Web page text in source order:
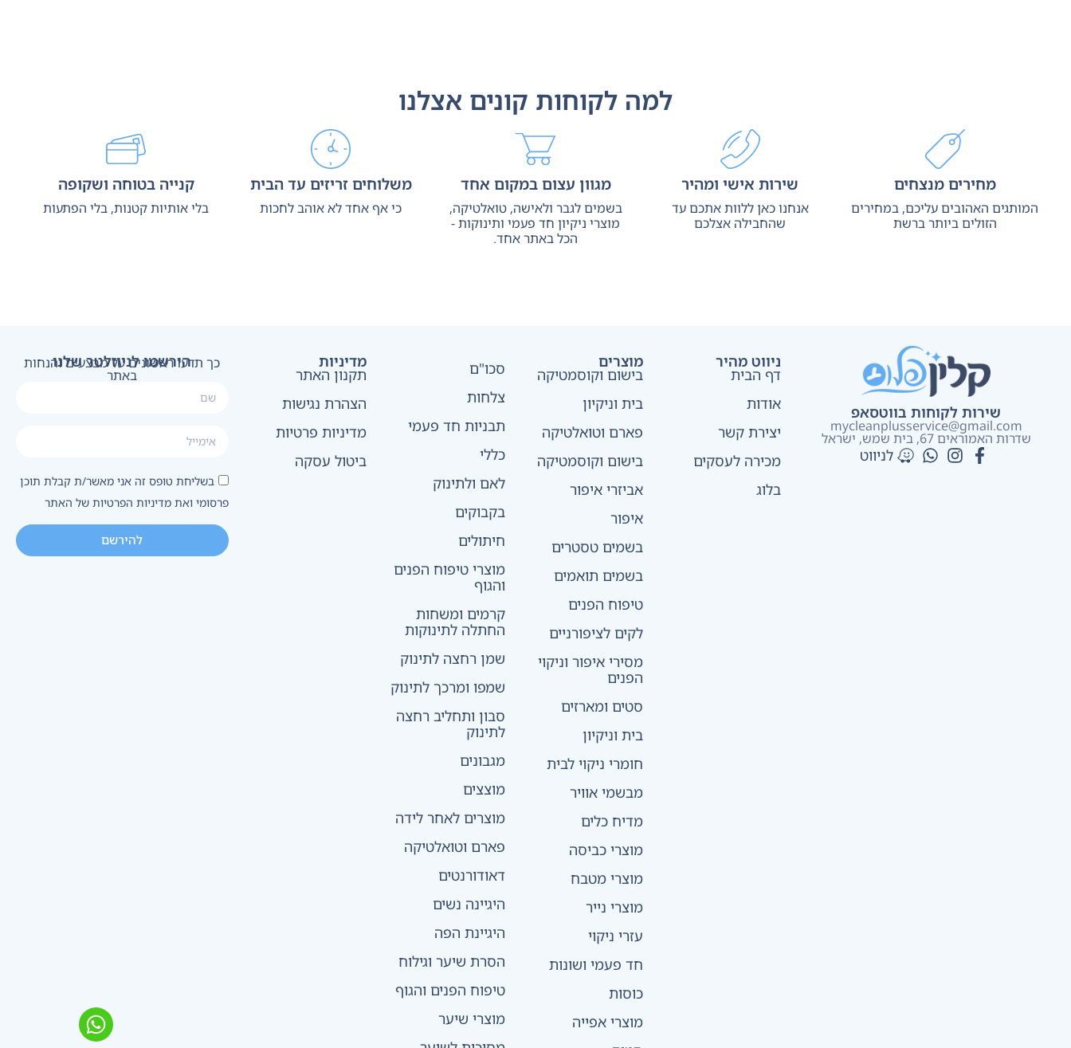
למה לקוחות קונים אצלנו
מחירים מנצחים
המותגים האהובים עליכם, במחירים
הזולים ביותר ברשת
שירות אישי ומהיר
אנחנו כאן ללוות אתכם עד
שהחבילה אצלכם
מגוון עצום במקום אחד
בשמים לגבר ולאישה, טואלטיקה,
מוצרי ניקיון חד פעמי ותינוקות -
הכל באתר אחד.
משלוחים זריזים עד הבית
כי אף אחד לא אוהב לחכות
קנייה בטוחה ושקופה
בלי אותיות קטנות, בלי הפתעות
שירות לקוחות בווטסאפ
mycleanplusservice@gmail.com
שדרות האמוראים 67, בית שמש​, ישראל
לניווט
ניווט מהיר
דף הבית
אודות
יצירת קשר
מכירה לעסקים
בלוג
מוצרים
בישום וקוסמטיקה
בית וניקיון
פארם וטואלטיקה
בישום וקוסמטיקה
אביזרי איפור
איפור
בשמים טסטרים
בשמים תואמים
טיפוח הפנים
לקים לציפורניים
מסירי איפור וניקוי
הפנים
סטים ומארזים
בית וניקיון
חומרי ניקוי לבית
מבשמי אוויר
מדיח כלים
מוצרי כביסה
מוצרי מטבח
מוצרי נייר
עזרי ניקוי
חד פעמי ושונות
כוסות
מוצרי אפייה
סכו"ם
צלחות
תבניות חד פעמי
כללי
לאם ולתינוק
בקבוקים
חיתולים
מוצרי טיפוח הפנים
והגוף
קרמים ומשחות
החתלה לתינוקות
שמן רחצה לתינוק
שמפו ומרכך לתינוק
סבון ותחליב רחצה
לתינוק
מגבונים
מוצצים
מוצרים לאחר לידה
פארם וטואלטיקה
דאודורנטים
היגיינה נשים
היגיינת הפה
הסרת שיער וגילוח
טיפוח הפנים והגוף
מוצרי שיער
מדיניות
תקנון האתר
הצהרת נגישות
מדיניות פרטיות
ביטול עסקה
הירשמו לניוזלטר שלנו
כך תדעו ראשונים על מבצעים והנחות
באתר
בשליחת טופס זה אני מאשר/ת קבלת תוכן
פרסומי ואת מדיניות הפרטיות של האתר
להירשם